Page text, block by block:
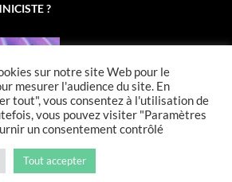
?
sur notre site Web pour le
mesurer l'audience du site. En
tout", vous consentez à l'utilisation de
vous pouvez visiter "Paramètres
un consentement contrôlé
Tout accepter